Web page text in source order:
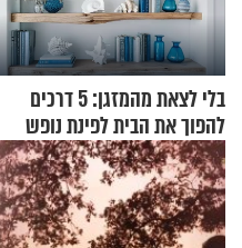
בלי לצאת מהמזגן: 5 דרכים
להפוך את הבית לפינת נופש
מעוצבת